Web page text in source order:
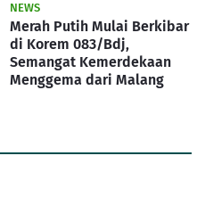
NEWS
Merah Putih Mulai Berkibar
di Korem 083/Bdj,
Semangat Kemerdekaan
Menggema dari Malang